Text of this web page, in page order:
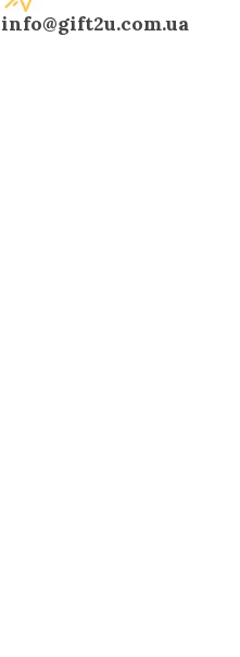
info@gift2u.com.ua